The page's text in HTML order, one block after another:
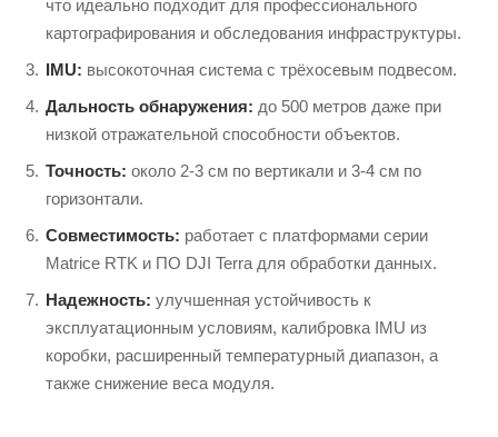
что идеально подходит для профессионального
картографирования и обследования инфраструктуры.
IMU: высокоточная система с трёхосевым подвесом.
Дальность обнаружения: до 500 метров даже при
низкой отражательной способности объектов.
Точность: около 2-3 см по вертикали и 3-4 см по
горизонтали.
Совместимость: работает с платформами серии
Matrice RTK и ПО DJI Terra для обработки данных.
Надежность: улучшенная устойчивость к
эксплуатационным условиям, калибровка IMU из
коробки, расширенный температурный диапазон, а
также снижение веса модуля.